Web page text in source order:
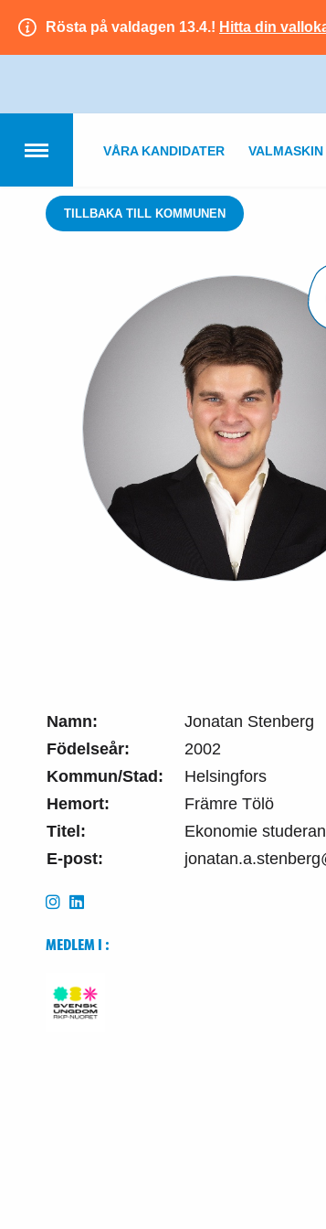
Rösta på valdagen 13.4.! Hitta din
VÅRA KANDIDATER VALMASKIN
TILLBAKA TILL KOMMUNEN
Namn:
Jonatan Stenberg
Födelseår:
2002
Kommun/Stad:
Helsingfors
Hemort:
Främre Tölö
Titel:
Ekonomie
E-post:
MEDLEM I :